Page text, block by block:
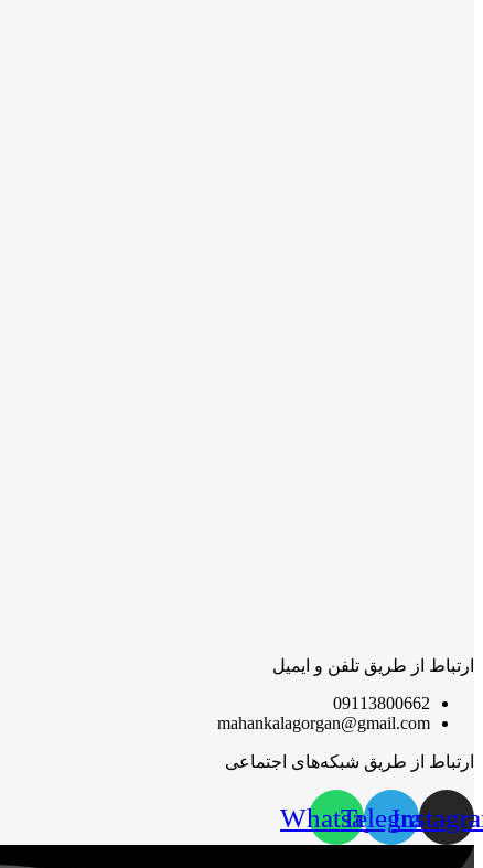
ارتباط از طریق تلفن و ایمیل
09113800662
mahankalagorgan@gmail.com
ارتباط از طریق شبکه‌های اجتماعی
Telegram
Whatsapp